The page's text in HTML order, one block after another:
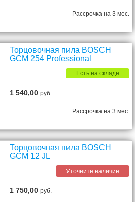
Рассрочка на 3 мес.
Торцовочная пила BOSCH
GCM 254 Professional
Есть на складе
1 540,00руб.
Рассрочка на 3 мес.
Торцовочная пила BOSCH
GCM 12 JL
Уточните наличие
1 750,00руб.